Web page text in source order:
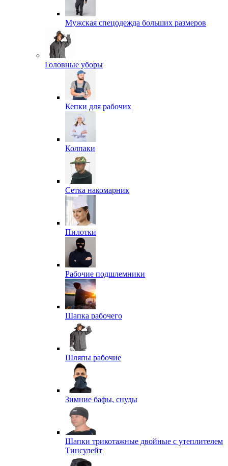
Мужская спецодежда больших размеров
Головные уборы
Кепки для рабочих
Колпаки
Сетка накомарник
Пилотки
Рабочие подшлемники
Шапка рабочего
Шляпы рабочие
Зимние бафы, снуды
Шапки трикотажные двойные с утеплителем
Тинсулейт